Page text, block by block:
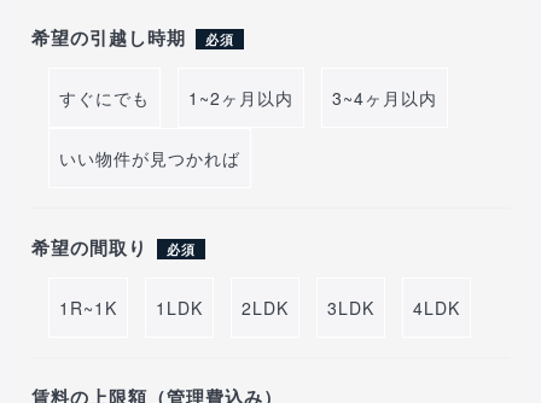
希望の引越し時期 必須
すぐにでも 1~2ヶ月以内 3~4ヶ月以内
いい物件が見つかれば
希望の間取り 必須
1R~1K 1LDK 2LDK 3LDK 4LDK
賃料の上限額（管理費込み）